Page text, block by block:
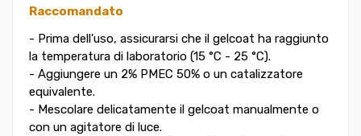
Raccomandato
- Prima dell'uso, assicurarsi che il gelcoat ha raggiunto
la temperatura di laboratorio (15 °C - 25 °C).
- Aggiungere un 2% PMEC 50% o un catalizzatore
equivalente.
- Mescolare delicatamente il gelcoat manualmente o
con un agitatore di luce.